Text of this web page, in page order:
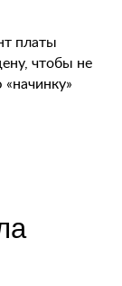
платы
чтобы не